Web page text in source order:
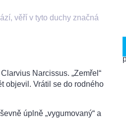
věří v tyto duchy značná
Narcissus. „Zemřel“
objevil. Vrátil se do rodného
úplně „vygumovaný“ a